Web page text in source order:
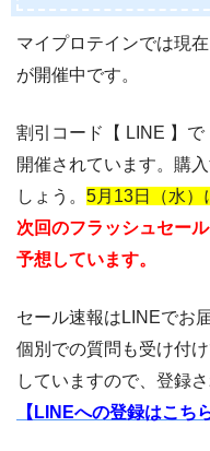
マイプロテインでは現在
が開催中です。
割引コード【 LINE 】
開催されています。購
しょう。 5月13日（水）
次回のフラッシュセー
予想しています。
セール速報はLINEでお
個別での質問も受け付
していますので、登録
【LINEへの登録はこち